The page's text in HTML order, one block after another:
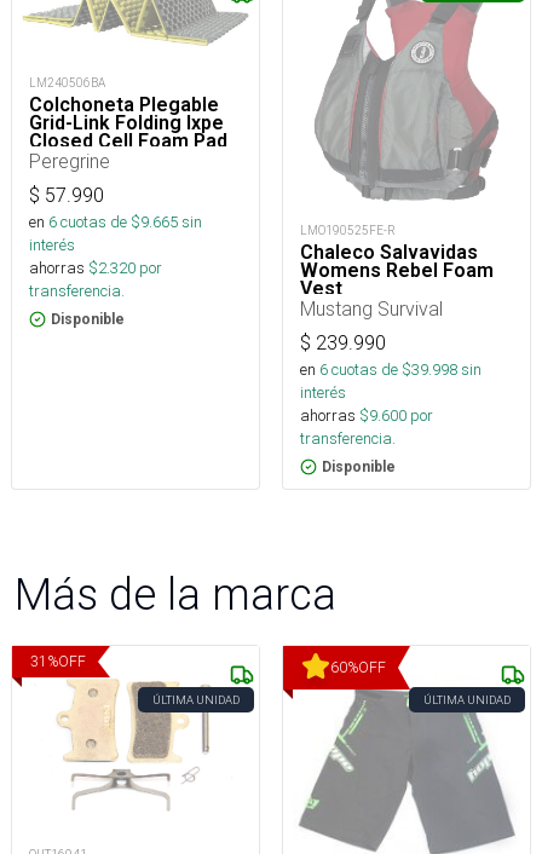
LM240506BA
Colchoneta Plegable
Grid-Link Folding Ixpe
Closed Cell Foam Pad
Peregrine
$ 57.990
en 6cuotas de $9.665sin
interés
ahorras $2.320 por
transferencia.
Disponible
LMO190525FE-R
Chaleco Salvavidas
Womens Rebel Foam
Vest
Mustang Survival
$ 239.990
en 6cuotas de $39.998sin
interés
ahorras $9.600 por
transferencia.
Disponible
Más de la marca
31 %OFF
ÚLTIMA UNIDAD
60%OFF
ÚLTIMA UNIDAD